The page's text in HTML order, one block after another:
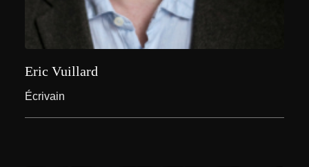
Eric Vuillard
Écrivain